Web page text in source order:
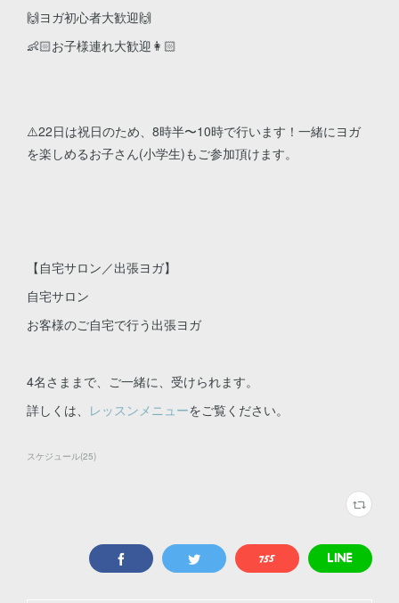
🙌ヨガ初心者大歓迎🙌
👶🏻お子様連れ大歓迎👩🏻
⚠️22日は祝日のため、8時半〜10時で行います！一緒にヨガ
を楽しめるお子さん(小学生)もご参加頂けます。
【自宅サロン／出張ヨガ】
自宅サロン
お客様のご自宅で行う出張ヨガ
4名さままで、ご一緒に、受けられます。
詳しくは、 レッスンメニューをご覧ください。
スケジュール(25)